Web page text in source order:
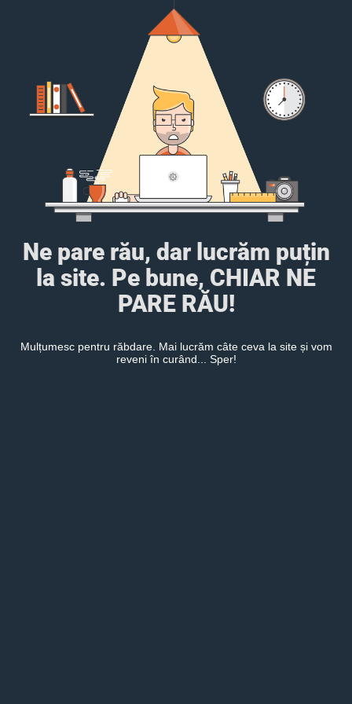
Ne pare rău, dar lucrăm puțin
la site. Pe bune, CHIAR NE
PARE RĂU!
Mulțumesc pentru răbdare. Mai lucrăm câte ceva la site și vom
reveni în curând... Sper!